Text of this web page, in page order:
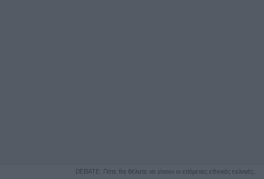
DEBATE: Πότε θα θέλατε να γίνουν οι επόμενες εθνικές εκλογές;